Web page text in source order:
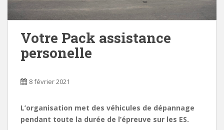
Votre Pack assistance
personelle
8 février 2021
L’organisation met des véhicules de dépannage
pendant toute la durée de l’épreuve sur les ES.